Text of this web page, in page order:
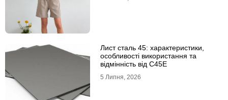
Лист сталь 45: характеристики,
особливості використання та
відмінність від C45E
5 Липня, 2026